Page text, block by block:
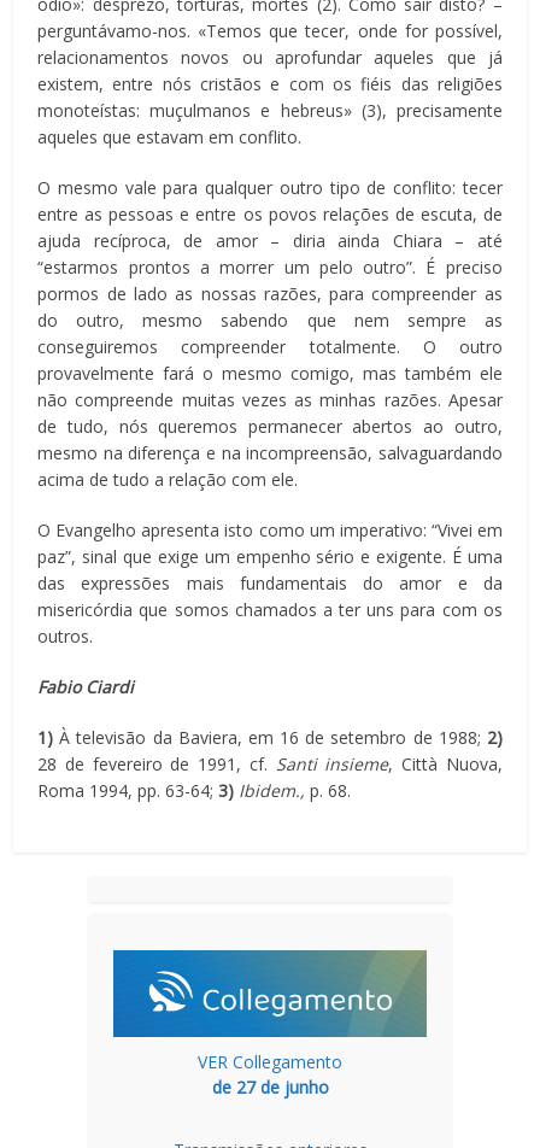
perguntávamo-nos. «Temos que tecer, onde for possível,
relacionamentos novos ou aprofundar aqueles que já
existem, entre nós cristãos e com os fiéis das religiões
monoteístas: muçulmanos e hebreus» (3), precisamente
aqueles que estavam em conflito.
O mesmo vale para qualquer outro tipo de conflito: tecer
entre as pessoas e entre os povos relações de escuta, de
ajuda recíproca, de amor – diria ainda Chiara – até
“estarmos prontos a morrer um pelo outro”. É preciso
pormos de lado as nossas razões, para compreender as
do outro, mesmo sabendo que nem sempre as
conseguiremos compreender totalmente. O outro
provavelmente fará o mesmo comigo, mas também ele
não compreende muitas vezes as minhas razões. Apesar
de tudo, nós queremos permanecer abertos ao outro,
mesmo na diferença e na incompreensão, salvaguardando
acima de tudo a relação com ele.
O Evangelho apresenta isto como um imperativo: “Vivei em
paz”, sinal que exige um empenho sério e exigente. É uma
das expressões mais fundamentais do amor e da
misericórdia que somos chamados a ter uns para com os
outros.
Fabio Ciardi
1) À televisão da Baviera, em 16 de setembro de 1988; 2)
28 de fevereiro de 1991, cf. Santi insieme, Città Nuova,
Roma 1994, pp. 63-64;3) Ibidem., p. 68.
VER Collegamento
de 27 de junho